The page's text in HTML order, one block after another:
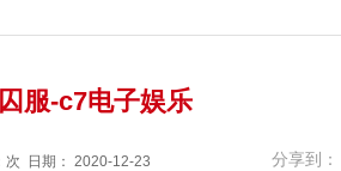
服-c7电子娱乐
次 日期： 2020-12-23 分享到：